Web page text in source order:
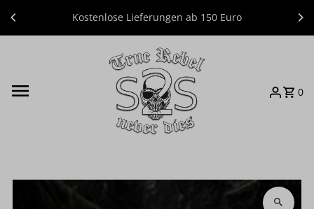
Direkt zum InhaltKostenlose Lieferungen ab 150 Euro
0